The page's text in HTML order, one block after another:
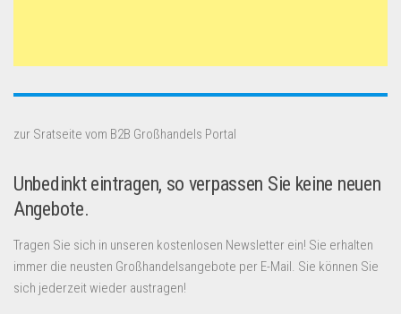
zur Sratseite vom B2B Großhandels Portal
Unbedinkt eintragen, so verpassen Sie keine neuen
Angebote.
Tragen Sie sich in unseren kostenlosen Newsletter ein! Sie erhalten
immer die neusten Großhandelsangebote per E-Mail. Sie können Sie
sich jederzeit wieder austragen!